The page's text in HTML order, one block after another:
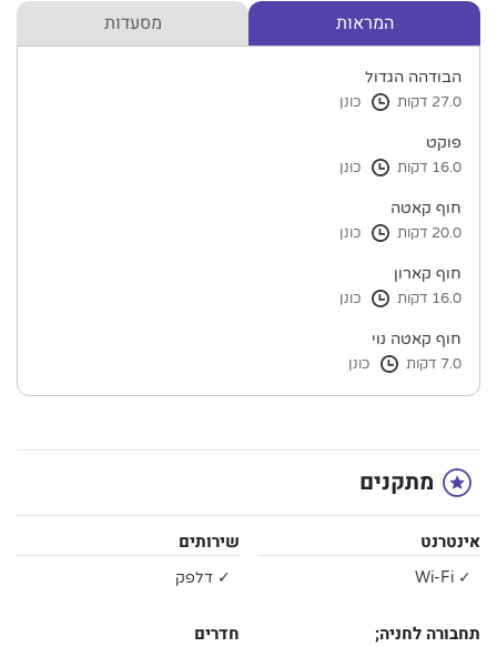
המראות מסעדות
הבודהה הגדול
27.0 דקות כונן
פוקט
16.0 דקות כונן
חוף קאטה
20.0 דקות כונן
חוף קארון
16.0 דקות כונן
חוף קאטה נוי
7.0 דקות כונן
מתקנים
אינטרנט
✓ Wi-Fi
שירותים
✓ דלפק
תחבורה לחניה; חדרים